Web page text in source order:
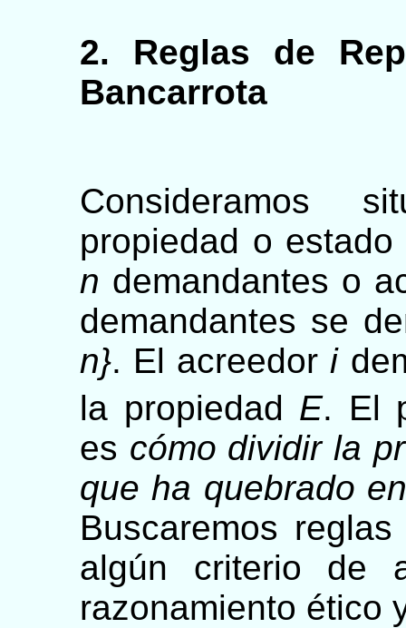
2. Reglas de
Bancarrota
Consideramos
propiedad o estado
n demandantes o
demandantes se
n}. El acreedor i
la propiedad E. El
es cómo dividir la
que ha quebrado
Buscaremos
algún criterio de
razonamiento ético